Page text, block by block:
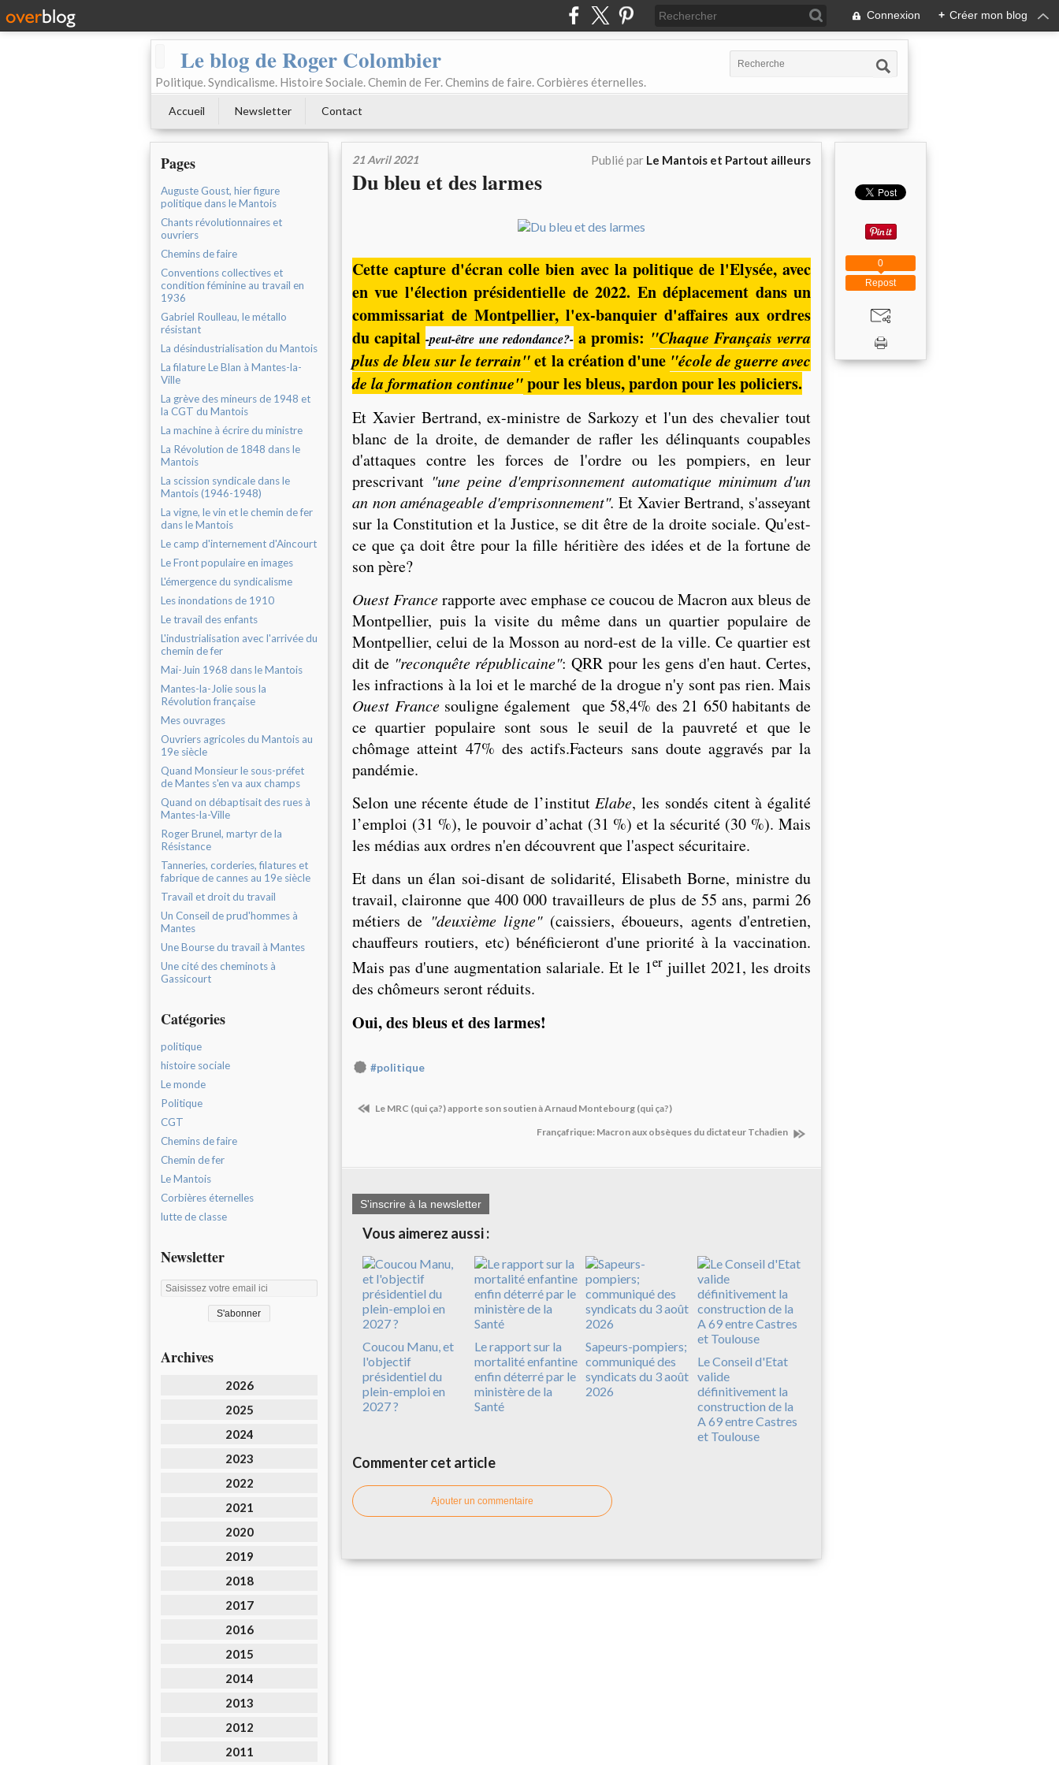
Connexion + Créer mon blog
Le blog de Roger Colombier
Politique. Syndicalisme. Histoire Sociale. Chemin de Fer. Chemins de faire. Corbières éternelles.
Accueil Newsletter Contact
Pages
Auguste Goust, hier figure
politique dans le Mantois
Chants révolutionnaires et
ouvriers
Chemins de faire
Conventions collectives et
condition féminine au travail en
1936
Gabriel Roulleau, le métallo
résistant
La désindustrialisation du Mantois
La filature Le Blan à Mantes-la-
Ville
La grève des mineurs de 1948 et
la CGT du Mantois
La machine à écrire du ministre
La Révolution de 1848 dans le
Mantois
La scission syndicale dans le
Mantois (1946-1948)
La vigne, le vin et le chemin de fer
dans le Mantois
Le camp d'internement d'Aincourt
Le Front populaire en images
L'émergence du syndicalisme
Les inondations de 1910
Le travail des enfants
L'industrialisation avec l'arrivée du
chemin de fer
Mai-Juin 1968 dans le Mantois
Mantes-la-Jolie sous la
Révolution française
Mes ouvrages
Ouvriers agricoles du Mantois au
19e siècle
Quand Monsieur le sous-préfet
de Mantes s'en va aux champs
Quand on débaptisait des rues à
Mantes-la-Ville
Roger Brunel, martyr de la
Résistance
Tanneries, corderies, filatures et
fabrique de cannes au 19e siècle
Travail et droit du travail
Un Conseil de prud'hommes à
Mantes
Une Bourse du travail à Mantes
Une cité des cheminots à
Gassicourt
Catégories
politique
histoire sociale
Le monde
Politique
CGT
Chemins de faire
Chemin de fer
Le Mantois
Corbières éternelles
lutte de classe
Newsletter
Archives
2026
2025
2024
2023
2022
2021
2020
2019
2018
2017
2016
2015
2014
2013
2012
2011
21 Avril 2021 Publié par Le Mantois et Partout ailleurs
Du bleu et des larmes
Cette capture d'écran colle bien avec la politique de l'Elysée, avec
en vue l'élection présidentielle de 2022. En déplacement dans un
commissariat de Montpellier, l'ex-banquier d'affaires aux ordres
du capital-peut-être une redondance?-a promis: "Chaque Français verra
plus de bleu sur le terrain"et la création d'une "école de guerre avec
de la formation continue"pour les bleus, pardon pour les policiers.
Et Xavier Bertrand, ex-ministre de Sarkozy et l'un des chevalier tout
blanc de la droite, de demander de rafler les délinquants coupables
d'attaques contre les forces de l'ordre ou les pompiers, en leur
prescrivant "une peine d'emprisonnement automatique minimum d'un
an non aménageable d'emprisonnement".Et Xavier Bertrand, s'asseyant
sur la Constitution et la Justice, se dit être de la droite sociale. Qu'est-
ce que ça doit être pour la fille héritière des idées et de la fortune de
son père?
Ouest Francerapporte avec emphase ce coucou de Macron aux bleus de
Montpellier, puis la visite du même dans un quartier populaire de
Montpellier, celui de la Mosson au nord-est de la ville. Ce quartier est
dit de "reconquête républicaine": QRR pour les gens d'en haut. Certes,
les infractions à la loi et le marché de la drogue n'y sont pas rien. Mais
Ouest Francesouligne également que 58,4% des 21 650 habitants de
ce quartier populaire sont sous le seuil de la pauvreté et que le
chômage atteint 47% des actifs.Facteurs sans doute aggravés par la
pandémie.
Selon une récente étude de l’institutElabe, les sondés citent à égalité
l’emploi (31 %), le pouvoir d’achat (31 %) et la sécurité (30 %). Mais
les médias aux ordres n'en découvrent que l'aspect sécuritaire.
Et dans un élan soi-disant de solidarité, Elisabeth Borne, ministre du
travail, claironne que 400 000 travailleurs de plus de 55 ans, parmi 26
métiers de "deuxième ligne" (caissiers, éboueurs, agents d'entretien,
chauffeurs routiers, etc) bénéficieront d'une priorité à la vaccination.
Mais pas d'une augmentation salariale. Et le 1er juillet 2021, les droits
des chômeurs seront réduits.
Oui, des bleus et des larmes!
#politique
Le MRC (qui ça?) apporte son soutien à Arnaud Montebourg (qui ça?)
Françafrique: Macron aux obsèques du dictateur Tchadien
S'inscrire à la newsletter
Vous aimerez aussi :
Coucou Manu, et
l'objectif
présidentiel du
plein-emploi en
2027 ?
Le rapport sur la
mortalité enfantine
enfin déterré par le
ministère de la
Santé
Sapeurs-pompiers;
communiqué des
syndicats du 3 août
2026
Le Conseil d'Etat
valide
définitivement la
construction de la
A 69 entre Castres
et Toulouse
Commenter cet article
Ajouter un commentaire
Repost
0